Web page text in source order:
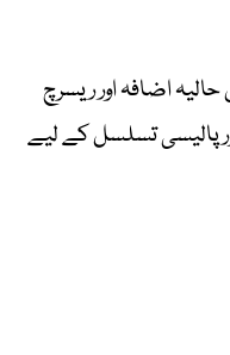
اضافہ اور ریسرچ
پالیسی تسلسل کے لیے